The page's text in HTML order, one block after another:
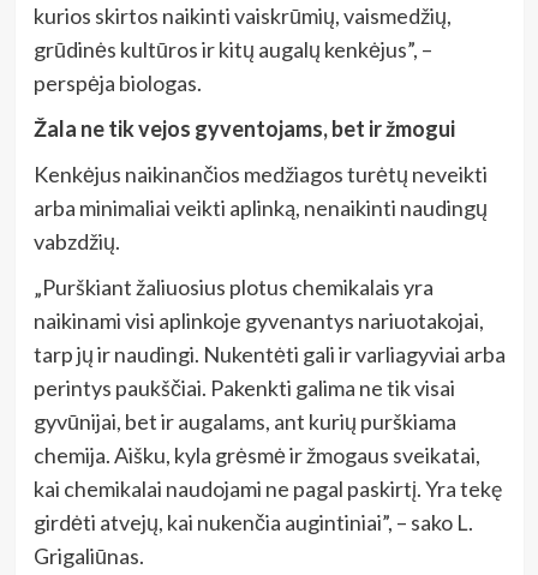
kurios skirtos naikinti vaiskrūmių, vaismedžių,
grūdinės kultūros ir kitų augalų kenkėjus”, –
perspėja biologas.
Žala ne tik vejos gyventojams, bet ir žmogui
Kenkėjus naikinančios medžiagos turėtų neveikti
arba minimaliai veikti aplinką, nenaikinti naudingų
vabzdžių.
„Purškiant žaliuosius plotus chemikalais yra
naikinami visi aplinkoje gyvenantys nariuotakojai,
tarp jų ir naudingi. Nukentėti gali ir varliagyviai arba
perintys paukščiai. Pakenkti galima ne tik visai
gyvūnijai, bet ir augalams, ant kurių purškiama
chemija. Aišku, kyla grėsmė ir žmogaus sveikatai,
kai chemikalai naudojami ne pagal paskirtį. Yra tekę
girdėti atvejų, kai nukenčia augintiniai”, – sako L.
Grigaliūnas.